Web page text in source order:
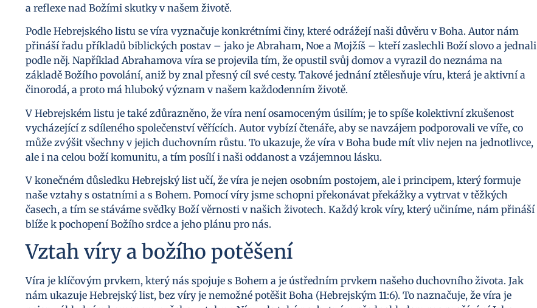
a reflexe nad Božími skutky v našem životě.
Podle Hebrejského listu se víra vyznačuje konkrétními činy, které odrážejí naši důvěru v Boha. Autor nám
přináší řadu příkladů biblických postav – jako je Abraham, Noe a Mojžíš – kteří zaslechli Boží slovo a jednali
podle něj. Například Abrahamova víra se projevila tím, že opustil svůj domov a vyrazil do neznáma na
základě Božího povolání, aniž by znal přesný cíl své cesty. Takové jednání ztělesňuje víru, která je aktivní a
činorodá, a proto má hluboký význam v našem každodenním životě.
V Hebrejském listu je také zdůrazněno, že víra není osamoceným úsilím; je to spíše kolektivní zkušenost
vycházející z sdíleného společenství věřících. Autor vybízí čtenáře, aby se navzájem podporovali ve víře, co
může zvýšit všechny v jejich duchovním růstu. To ukazuje, že víra v Boha bude mít vliv nejen na jednotlivce,
ale i na celou boží komunitu, a tím posílí i naši oddanost a vzájemnou lásku.
V konečném důsledku Hebrejský list učí, že víra je nejen osobním postojem, ale i principem, který formuje
naše vztahy s ostatními a s Bohem. Pomocí víry jsme schopni překonávat překážky a vytrvat v těžkých
časech, a tím se stáváme svědky Boží věrnosti v našich životech. Každý krok víry, který učiníme, nám přináší
blíže k pochopení Božího srdce a jeho plánu pro nás.
Vztah víry a božího potěšení
Víra je klíčovým prvkem, který nás spojuje s Bohem a je ústředním prvkem našeho duchovního života. Jak
nám ukazuje Hebrejský list, bez víry je nemožné potěšit Boha (Hebrejským 11:6). To naznačuje, že víra je